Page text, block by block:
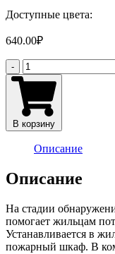
Доступные цвета:
640.00₽
-
Количество
товара
РУКАВ
19
ММ
УВП
БЕЗ
В корзину
Описание
Описание
На стадии
помогает жильцам
Устанавливается в
пожарный шкаф. В